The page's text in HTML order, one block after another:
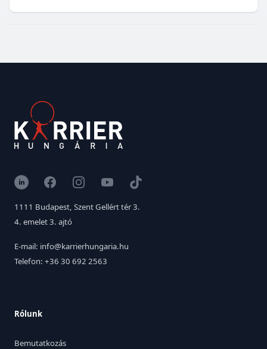
LinkedInFacebookInstagramYouTubeTikTok
1111 Budapest, Szent Gellért tér 3.
4. emelet 3. ajtó
E-mail: info@karrierhungaria.hu
Telefon: +36 30 692 2563
Rólunk
Bemutatkozás